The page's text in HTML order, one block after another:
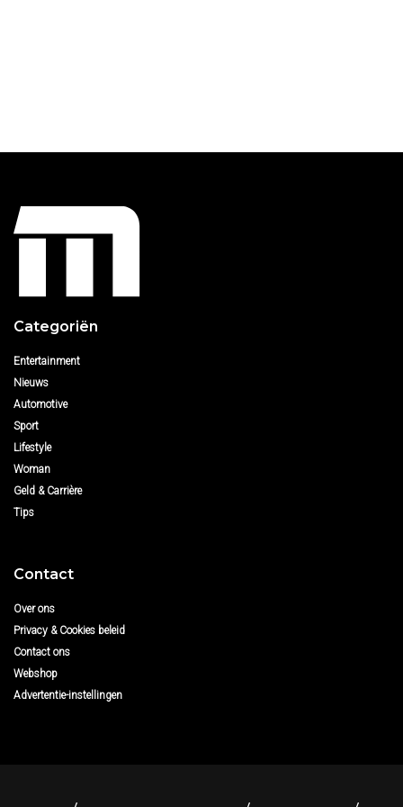
Categoriën
Entertainment
Nieuws
Automotive
Sport
Lifestyle
Woman
Geld & Carrière
Tips
Contact
Over ons
Privacy & Cookies beleid
Contact ons
Webshop
Advertentie-instellingen